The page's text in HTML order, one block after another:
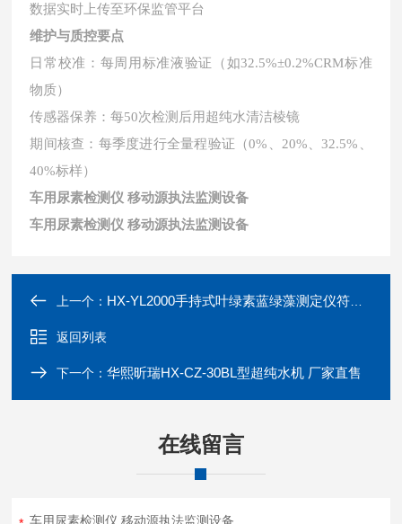
数据实时上传至环保监管平台
维护与质控要点
日常校准：每周用标准液验证（如32.5%±0.2%CRM标准
物质）
传感器保养：每50次检测后用超纯水清洁棱镜
期间核查：每季度进行全量程验证（0%、20%、32.5%、
40%标样）
车用尿素检测仪 移动源执法监测设备
车用尿素检测仪 移动源执法监测设备
上一个： HX-YL2000手持式叶绿素蓝绿藻测定仪符合多种国标
返回列表
下一个：华熙昕瑞HX-CZ-30BL型超纯水机 厂家直售
在线留言